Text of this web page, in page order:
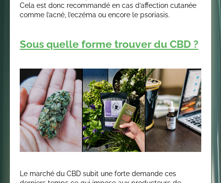
Cela est donc recommandé en cas d’affection cutanée
comme l’acné, l’eczéma ou encore le psoriasis.
Sous quelle forme trouver du CBD ?
Le marché du CBD subit une forte demande ces